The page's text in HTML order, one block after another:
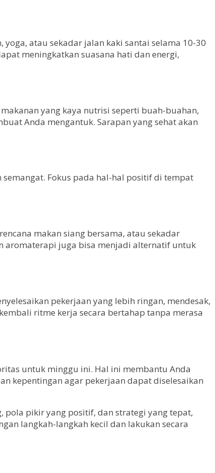
atau sekadar jalan kaki santai selama 10-30
meningkatkan suasana hati dan energi,
yang kaya nutrisi seperti buah-buahan,
Anda mengantuk. Sarapan yang sehat akan
Fokus pada hal-hal positif di tempat
makan siang bersama, atau sekadar
aromaterapi juga bisa menjadi alternatif untuk
pekerjaan yang lebih ringan, mendesak,
ritme kerja secara bertahap tanpa merasa
untuk minggu ini. Hal ini membantu Anda
kepentingan agar pekerjaan dapat diselesaikan
pola pikir yang positif, dan strategi yang tepat,
langkah-langkah kecil dan lakukan secara